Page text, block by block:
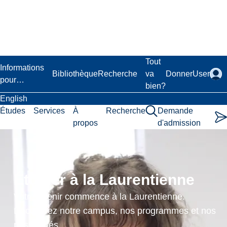
Informations
pour…
BibliothèqueRecherche
Tout
va
bien?
DonnerUser
English
Études
Services
À
propos
Recherche
Demande
d'admission
Étudier à la Laurentienne
Votre avenir commence à la Laurentienne.
Découvrez notre campus, nos programmes et nos
possibilités.
Practice
Relationships